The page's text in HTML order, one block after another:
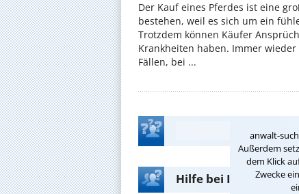
anwalt-
Außerdem
dem Klick
Zwecke
Der Kauf eines Pferdes ist eine
bestehen, weil es sich um ein
Trotzdem können Käufer
Krankheiten haben. Immer
Fällen, bei ...
Hilfe bei Ihrer